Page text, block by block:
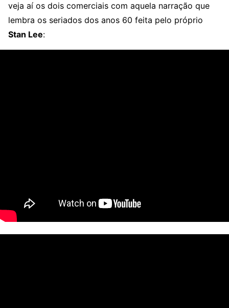
veja aí os dois comerciais com aquela narração que
lembra os seriados dos anos 60 feita pelo próprio
Stan Lee: